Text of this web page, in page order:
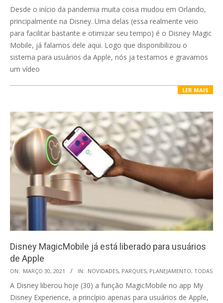
04-
10
Desde o início da pandemia muita coisa mudou em Orlando,
principalmente na Disney. Uma delas (essa realmente veio
para facilitar bastante e otimizar seu tempo) é o Disney Magic
Mobile, já falamos dele aqui. Logo que disponibilizou o
sistema para usuários da Apple, nós ja testamos e gravamos
um vídeo
LER MAIS
Disney MagicMobile já está liberado para usuários
de Apple
2021-
03-
30
ON: MARÇO 30, 2021 IN: NOVIDADES, PARQUES, PLANEJAMENTO, TODAS
A Disney liberou hoje (30) a função MagicMobile no app My
Disney Experience, a princípio apenas para usuários de Apple,